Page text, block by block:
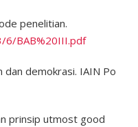
penelitian.
6/BAB%20III.pdf
dan demokrasi. IAIN Po
prinsip utmost good